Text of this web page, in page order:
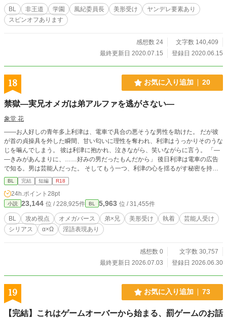
がするんで、蛍様は身を任せてくれたらいいんすよ。これからもずっと一緒っす
よ♡」 ♢♦︎ ♢♦︎ ♢♦︎ ♢♦︎ ♢♦︎ ♢♦︎ ♢ 初投稿作品です。 誤字脱字の報告や、アドバ
イス、感想などお待ちしております。 毎日20時と23時に投稿予定です。
BL 非王道 学園 風紀委員長 美形受け
ヤンデレ要素あり
スピンオフあります
感想数 24
文字数 140,409
最終更新日 2020.07.15
登録日 2020.06.15
18 お気に入り追加 20
禁獄―実兄オメガは弟アルファを逃がさない―
象堂 花
――お人好しの青年多上利津は、電車で具合の悪そうな男性を助けた。 だが彼
が首の貞操具を外した瞬間、甘い匂いに理性を奪われ、利津はうっかりそのうな
じを噛んでしまう。 彼は利津に抱かれ、泣きながら、笑いながらに言う。 「―
―きみがあんまりに、……好みの男だったもんだから」 後日利津は電車の広告
で知る。男は芸能人だった。 そしてもう一つ、利津の心を揺るがす秘密を持っ
ていた。 ※本作は成人向けBLです。 実兄弟、近親、オメガバース、監禁、拘
束、ストーカー行為、盗聴・盗撮、脅迫、同意が曖昧な性描写、精神的支配など
の要素を含みます。 苦手な方は閲覧をご注意ください。
BL 完結 短編 R18
24h.ポイント 28pt
小説 23,144 位 / 228,925件 BL 5,963 位 / 31,455件
BL 攻め視点 オメガバース 弟×兄 美形受け 執着
芸能人受け
シリアス
α×Ω 淫語表現あり
感想数 0
文字数 30,757
最終更新日 2026.07.03
登録日 2026.06.30
19 お気に入り追加 73
【完結】これはゲームオーバーから始まる、罰ゲームのお話